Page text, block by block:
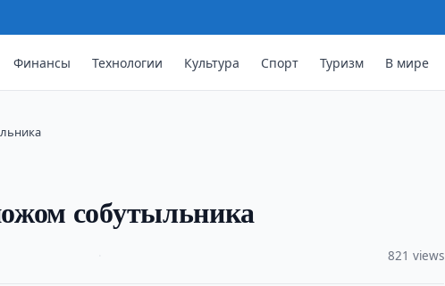
Финансы Технологии Культура Спорт Туризм В мире
собутыльника
821 views